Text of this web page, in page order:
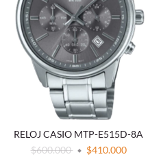
RELOJ CASIO MTP-E515D-8A
$600.000
$410.000